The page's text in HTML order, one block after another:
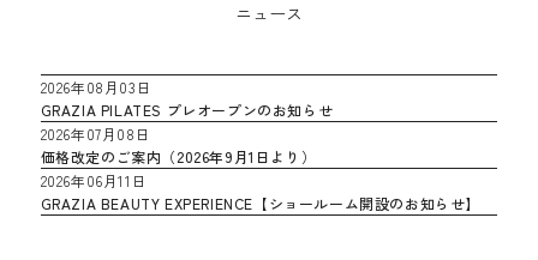
ニュース
2026年08月03日
GRAZIA PILATES プレオープンのお知らせ
2026年07月08日
価格改定のご案内（2026年9月1日より）
2026年06月11日
GRAZIA BEAUTY EXPERIENCE【ショールーム開設のお知らせ】